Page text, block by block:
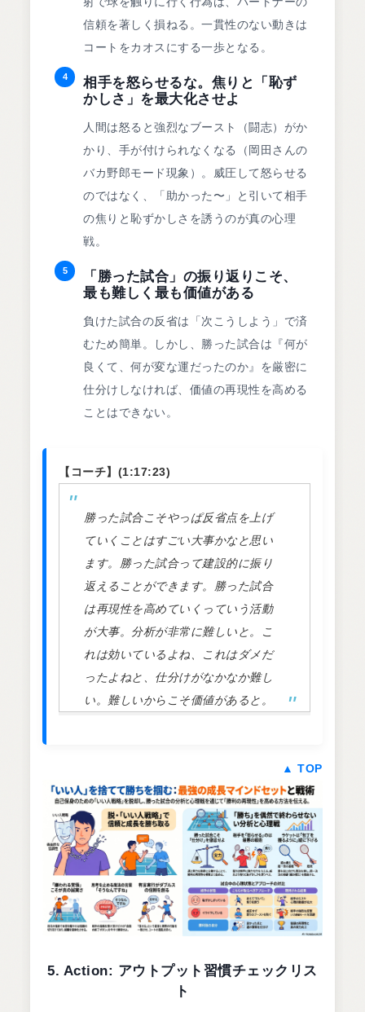
信頼を著しく損ねる。一貫性のない動きは
コートをカオスにする一歩となる。
4
相手を怒らせるな。焦りと「恥ず
かしさ」を最大化させよ
人間は怒ると強烈なブースト（闘志）がか
かり、手が付けられなくなる（岡田さんの
バカ野郎モード現象）。威圧して怒らせる
のではなく、「助かった〜」と引いて相手
の焦りと恥ずかしさを誘うのが真の心理
戦。
5
「勝った試合」の振り返りこそ、
最も難しく最も価値がある
負けた試合の反省は「次こうしよう」で済
むため簡単。しかし、勝った試合は『何が
良くて、何が変な運だったのか』を厳密に
仕分けしなければ、価値の再現性を高める
ことはできない。
【コーチ】(1:17:23)
勝った試合こそやっぱ反省点を上げ
ていくことはすごい大事かなと思い
ます。勝った試合って建設的に振り
返えることができます。勝った試合
は再現性を高めていくっていう活動
が大事。分析が非常に難しいと。こ
れは効いているよね、これはダメだ
ったよねと、仕分けがなかなか難し
い。難しいからこそ価値があると。
▲ TOP
5. Action: アウトプット習慣チェックリス
ト